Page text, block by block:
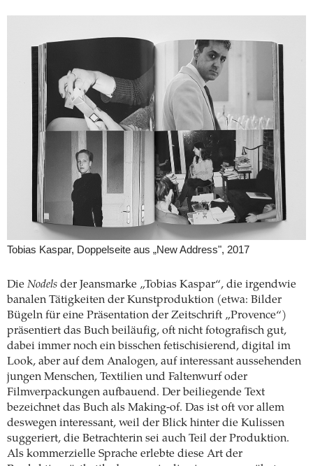
Tobias Kaspar, Doppelseite aus „New Address", 2017
Die Nodels der Jeansmarke „Tobias Kaspar“, die irgendwie
banalen Tätigkeiten der Kunstproduktion (etwa: Bilder
Bügeln für eine Präsentation der Zeitschrift „Provence“)
präsentiert das Buch beiläufig, oft nicht fotografisch gut,
dabei immer noch ein bisschen fetischisierend, digital im
Look, aber auf dem Analogen, auf interessant aussehenden
jungen Menschen, Textilien und Faltenwurf oder
Filmverpackungen aufbauend. Der beiliegende Text
bezeichnet das Buch als Making-of. Das ist oft vor allem
deswegen interessant, weil der Blick hinter die Kulissen
suggeriert, die Betrachterin sei auch Teil der Produktion.
Als kommerzielle Sprache erlebte diese Art der